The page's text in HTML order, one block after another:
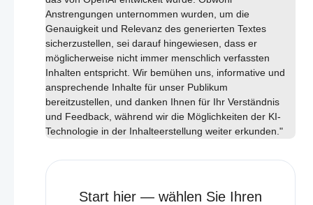
Anstrengungen unternommen wurden, um die
Genauigkeit und Relevanz des generierten Textes
sicherzustellen, sei darauf hingewiesen, dass er
möglicherweise nicht immer menschlich verfassten
Inhalten entspricht. Wir bemühen uns, informative und
ansprechende Inhalte für unser Publikum
bereitzustellen, und danken Ihnen für Ihr Verständnis
und Feedback, während wir die Möglichkeiten der KI-
Technologie in der Inhalteerstellung weiter erkunden."
Start hier — wählen Sie Ihren